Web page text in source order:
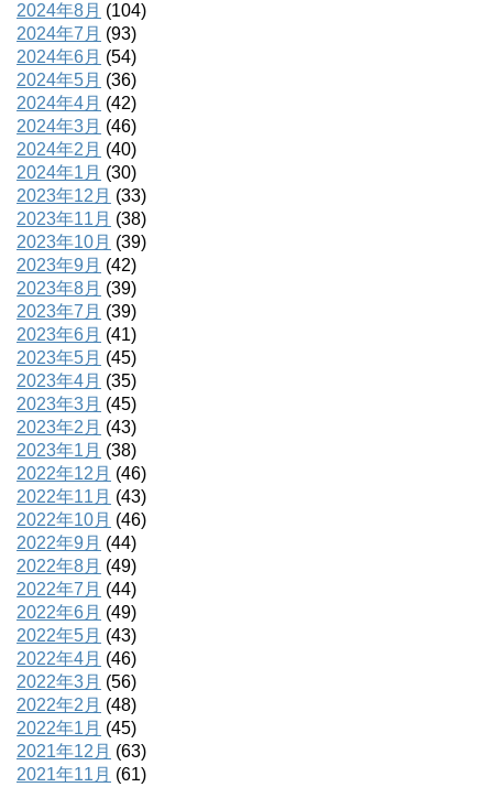
2024年8月 (104)
2024年7月 (93)
2024年6月 (54)
2024年5月 (36)
2024年4月 (42)
2024年3月 (46)
2024年2月 (40)
2024年1月 (30)
2023年12月 (33)
2023年11月 (38)
2023年10月 (39)
2023年9月 (42)
2023年8月 (39)
2023年7月 (39)
2023年6月 (41)
2023年5月 (45)
2023年4月 (35)
2023年3月 (45)
2023年2月 (43)
2023年1月 (38)
2022年12月 (46)
2022年11月 (43)
2022年10月 (46)
2022年9月 (44)
2022年8月 (49)
2022年7月 (44)
2022年6月 (49)
2022年5月 (43)
2022年4月 (46)
2022年3月 (56)
2022年2月 (48)
2022年1月 (45)
2021年12月 (63)
2021年11月 (61)